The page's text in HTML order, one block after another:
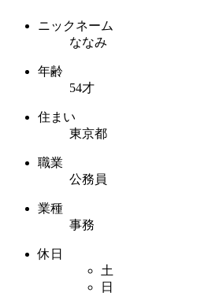
ニックネーム
ななみ
年齢
54才
住まい
東京都
職業
公務員
業種
事務
休日
土
日